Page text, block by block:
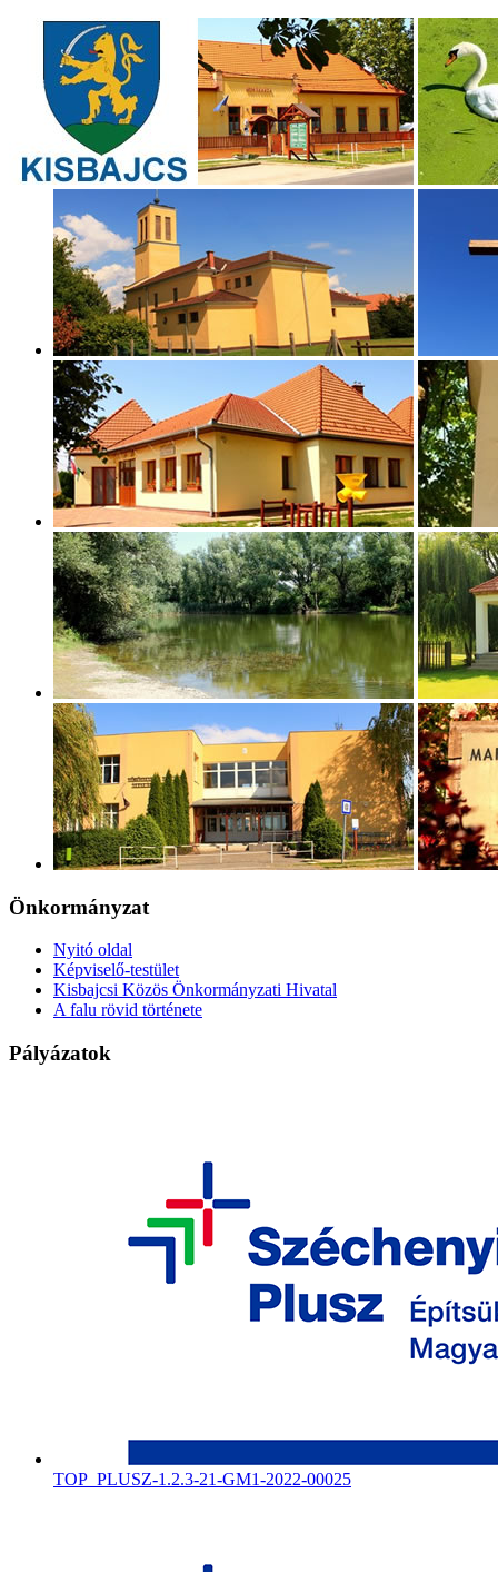
Önkormányzat
Nyitó oldal
Képviselő-testület
Kisbajcsi Közös Önkormányzati Hivatal
A falu rövid története
Pályázatok
TOP_PLUSZ-1.2.3-21-GM1-2022-00025